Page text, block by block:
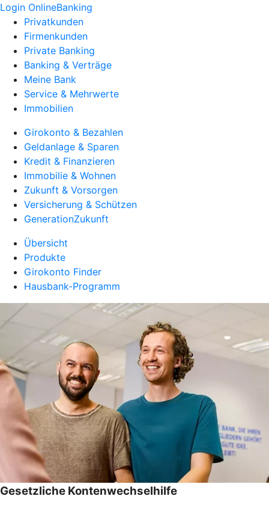
Login OnlineBanking
Privatkunden
Firmenkunden
Private Banking
Banking & Verträge
Meine Bank
Service & Mehrwerte
Immobilien
Girokonto & Bezahlen
Geldanlage & Sparen
Kredit & Finanzieren
Immobilie & Wohnen
Zukunft & Vorsorgen
Versicherung & Schützen
GenerationZukunft
Übersicht
Produkte
Girokonto Finder
Hausbank-Programm
Gesetzliche Kontenwechselhilfe